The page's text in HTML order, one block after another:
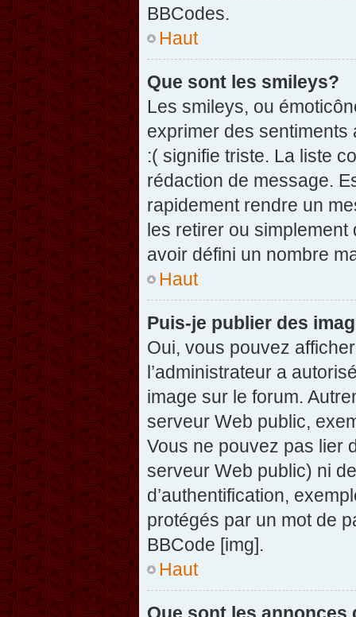
BBCodes.
Haut
Que sont les smileys?
Les smileys, ou
exprimer des
:( signifie triste. La liste
rédaction de message.
rapidement rendre un
les retirer ou simplement
avoir défini un nombre
Haut
Puis-je publier des
Oui, vous pouvez
l’administrateur a
image sur le forum.
serveur Web public,
Vous ne pouvez pas lier
serveur Web public) ni
d’authentification,
protégés par un mot de
BBCode [img].
Haut
Que sont les annonces